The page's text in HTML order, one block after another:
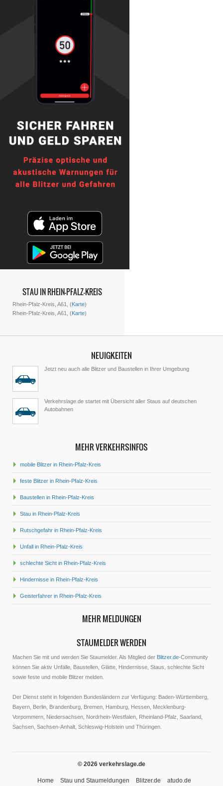
STAU IN RHEIN-PFALZ-KREIS
Rhein-Pfalz-Kreis, A61, (Karte)
Rhein-Pfalz-Kreis, A61, (Karte)
NEUIGKEITEN
Jetzt neu auch alle Blitzer und Baustellen in Ihrer Umgebung
Verkehrslage.de startet mit Übersicht aller Staus auf deutschen
Autobahnen
MEHR VERKEHRSINFOS
mobile Blitzer in Rhein-Pfalz-Kreis
feste Blitzer in Rhein-Pfalz-Kreis
Baustellen in Rhein-Pfalz-Kreis
Stau in Rhein-Pfalz-Kreis
Rutschgefahr in Rhein-Pfalz-Kreis
Unfall in Rhein-Pfalz-Kreis
schlechte Sicht in Rhein-Pfalz-Kreis
Hindernisse in Rhein-Pfalz-Kreis
Geisterfahrer in Rhein-Pfalz-Kreis
MEHR MELDUNGEN
STAUMELDER WERDEN
Machen Sie mit und werden Sie Staumelder. Als Mitglied der Blitzer.de-Community
können Sie aktiv Unfälle, Baustellen, Glätte, Hindernisse, Staus, schlechte Sicht
sowie feste und mobile Blitzer melden.
Der Dienst steht in folgenden Bundesländern zur Verfügung: Baden-Württemberg,
Bayern, Berlin, Brandenburg, Bremen, Hamburg, Hessen, Mecklenburg-
Vorpommern, Niedersachsen, Nordrhein-Westfalen, Rheinland-Pfalz, Saarland,
Sachsen, Sachsen-Anhalt, Schleswig-Holstein und Thüringen.
© 2026 verkehrslage.de
Home Stau und Staumeldungen Blitzer.de atudo.de